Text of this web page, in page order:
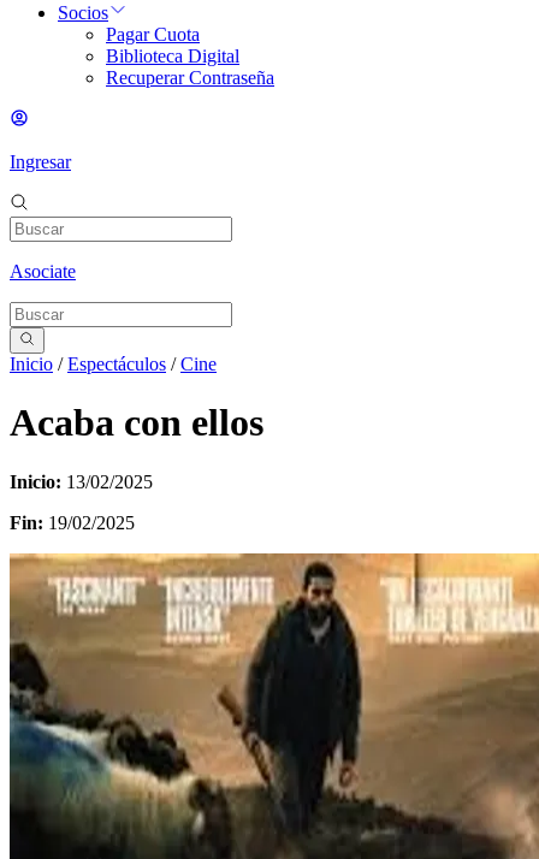
Socios
Pagar Cuota
Biblioteca Digital
Recuperar Contraseña
Ingresar
Asociate
Inicio /Espectáculos /Cine
Acaba con ellos
Inicio: 13/02/2025
Fin: 19/02/2025